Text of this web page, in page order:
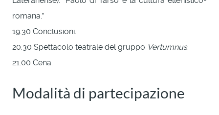
romana.”
19.30 Conclusioni.
20.30 Spettacolo teatrale del gruppo Vertumnus.
21.00 Cena.
Modalità di partecipazione